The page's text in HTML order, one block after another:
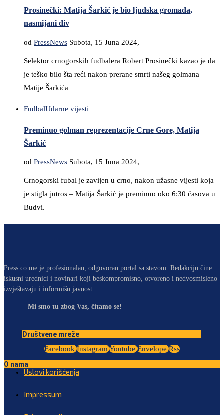
Prosinečki: Matija Šarkić je bio ljudska gromada,
nasmijani div
od PressNews Subota, 15 Juna 2024,
Selektor crnogorskih fudbalera Robert Prosinečki kazao je da
je teško bilo šta reći nakon prerane smrti našeg golmana
Matije Šarkića
FudbalUdarne vijesti
Preminuo golman reprezentacije Crne Gore, Matija
Šarkić
od PressNews Subota, 15 Juna 2024,
Crnogorski fubal je zavijen u crno, nakon užasne vijesti koja
je stigla jutros – Matija Šarkić je preminuo oko 6:30 časova u
Budvi.
Press.co.me je profesionalan, odgovoran portal sa stavom. Redakciju čine
iskusni urednici i novinari koji beskompromisno, otvoreno i nedvosmisleno
izvještavaju i informišu javnost.
Mi smo tu zbog Vas, čitamo se!
Društvene mreže
Facebook InstagramYoutube Envelope Rss
O nama
Uslovi korišćenja
Impressum